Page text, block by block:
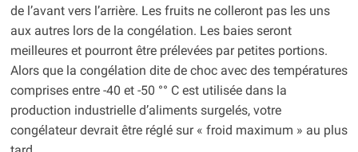
de l’avant vers l’arrière. Les fruits ne colleront pas les uns
aux autres lors de la congélation. Les baies seront
meilleures et pourront être prélevées par petites portions.
Alors que la congélation dite de choc avec des températures
comprises entre -40 et -50 °° C est utilisée dans la
production industrielle d’aliments surgelés, votre
congélateur devrait être réglé sur « froid maximum » au plus